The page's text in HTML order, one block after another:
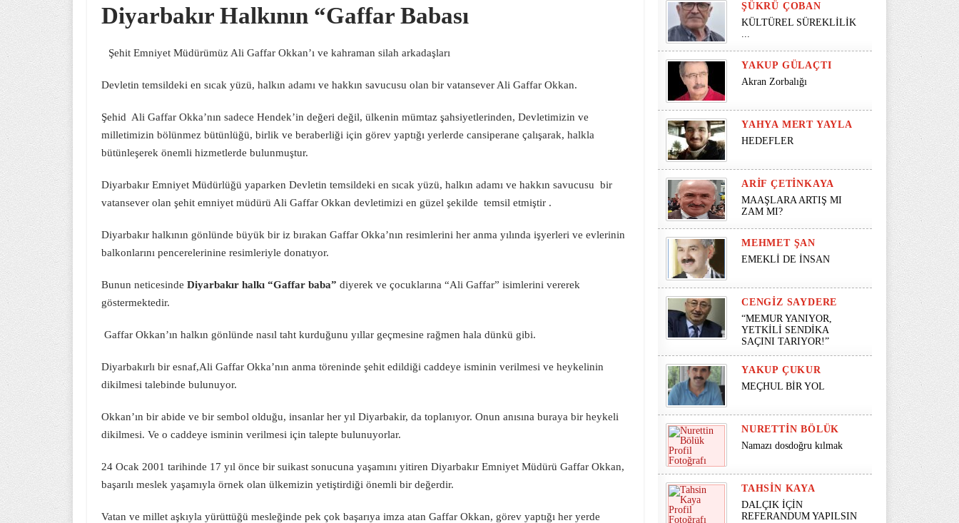
Diyarbakır Halkının “Gaffar Babası
Şehit Emniyet Müdürümüz Ali Gaffar Okkan’ı ve kahraman silah arkadaşları
Devletin temsildeki en sıcak yüzü, halkın adamı ve hakkın savucusu olan bir vatansever Ali Gaffar Okkan.
Şehid Ali Gaffar Okka’nın sadece Hendek’in değeri değil, ülkenin mümtaz şahsiyetlerinden, Devletimizin ve
milletimizin bölünmez bütünlüğü, birlik ve beraberliği için görev yaptığı yerlerde cansiperane çalışarak, halkla
bütünleşerek önemli hizmetlerde bulunmuştur.
Diyarbakır Emniyet Müdürlüğü yaparken Devletin temsildeki en sıcak yüzü, halkın adamı ve hakkın savucusu bir
vatansever olan şehit emniyet müdürü Ali Gaffar Okkan devletimizi en güzel şekilde temsil etmiştir .
Diyarbakır halkının gönlünde büyük bir iz bırakan Gaffar Okka’nın resimlerini her anma yılında işyerleri ve evlerinin
balkonlarını pencerelerinine resimleriyle donatıyor.
Bunun neticesinde Diyarbakır halkı “Gaffar baba” diyerek ve çocuklarına “Ali Gaffar” isimlerini vererek
göstermektedir.
Gaffar Okkan’ın halkın gönlünde nasıl taht kurduğunu yıllar geçmesine rağmen hala dünkü gibi.
Diyarbakırlı bir esnaf,Ali Gaffar Okka’nın anma töreninde şehit edildiği caddeye isminin verilmesi ve heykelinin
dikilmesi talebinde bulunuyor.
Okkan’ın bir abide ve bir sembol olduğu, insanlar her yıl Diyarbakir, da toplanıyor. Onun anısına buraya bir heykeli
dikilmesi. Ve o caddeye isminin verilmesi için talepte bulunuyorlar.
24 Ocak 2001 tarihinde 17 yıl önce bir suikast sonucuna yaşamını yitiren Diyarbakır Emniyet Müdürü Gaffar Okkan,
başarılı meslek yaşamıyla örnek olan ülkemizin yetiştirdiği önemli bir değerdir.
Vatan ve millet aşkıyla yürüttüğü mesleğinde pek çok başarıya imza atan Gaffar Okkan, görev yaptığı her yerde
ŞÜKRÜ ÇOBAN
KÜLTÜREL SÜREKLİLİK
...
YAKUP GÜLAÇTI
Akran Zorbalığı
YAHYA MERT YAYLA
HEDEFLER
ARIF ÇETINKAYA
MAAŞLARA ARTIŞ MI
ZAM MI?
MEHMET ŞAN
EMEKLİ DE İNSAN
CENGIZ SAYDERE
“MEMUR YANIYOR,
YETKİLİ SENDİKA
SAÇINI TARIYOR!”
YAKUP ÇUKUR
MEÇHUL BİR YOL
NURETTIN BÖLÜK
Namazı dosdoğru kılmak
TAHSIN KAYA
DALÇIK İÇİN
REFERANDUM YAPILSIN